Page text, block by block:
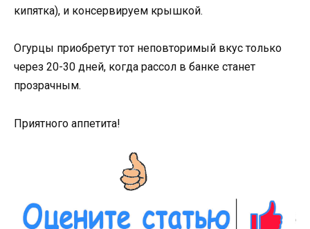
кипятка), и консервируем крышкой.
Огурцы приобретут тот неповторимый вкус только
через 20-30 дней, когда рассол в банке станет
прозрачным.
Приятного аппетита!